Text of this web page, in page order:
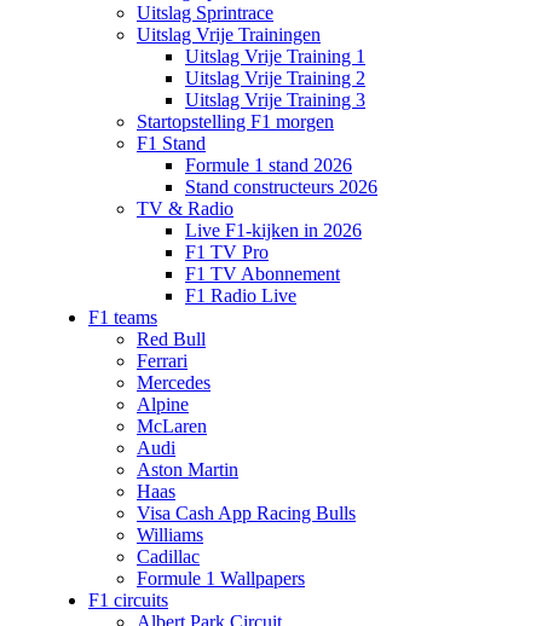
Uitslag Sprintrace
Uitslag Vrije Trainingen
Uitslag Vrije Training 1
Uitslag Vrije Training 2
Uitslag Vrije Training 3
Startopstelling F1 morgen
F1 Stand
Formule 1 stand 2026
Stand constructeurs 2026
TV & Radio
Live F1-kijken in 2026
F1 TV Pro
F1 TV Abonnement
F1 Radio Live
F1 teams
Red Bull
Ferrari
Mercedes
Alpine
McLaren
Audi
Aston Martin
Haas
Visa Cash App Racing Bulls
Williams
Cadillac
Formule 1 Wallpapers
F1 circuits
Albert Park Circuit